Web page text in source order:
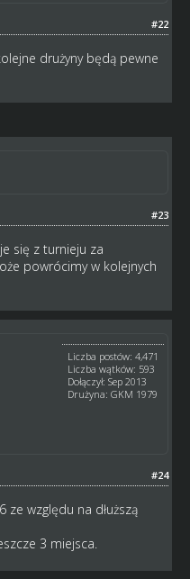
#22
drużyny będą pewne
#23
się z turnieju za
powrócimy w kolejnych
Liczba postów: 4,471
Liczba wątków: 593
Dołączył: Sep 2013
Drużyna: GKM 1979
#24
względu na dłuższą
3 miejsca.